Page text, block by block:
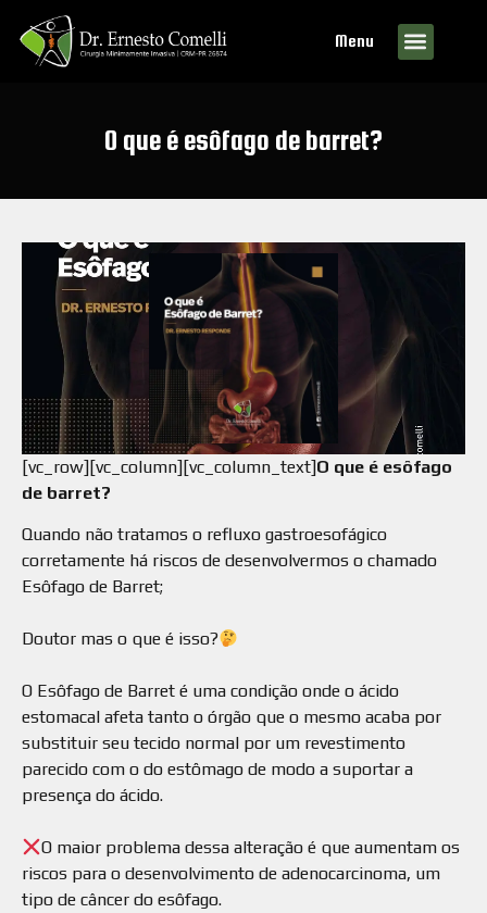
Menu
O que é esôfago de barret?
[vc_row][vc_column][vc_column_text]O que é esôfago
de barret?
Quando não tratamos o refluxo gastroesofágico
corretamente há riscos de desenvolvermos o chamado
Esôfago de Barret;
Doutor mas o que é isso?
O Esôfago de Barret é uma condição onde o ácido
estomacal afeta tanto o órgão que o mesmo acaba por
substituir seu tecido normal por um revestimento
parecido com o do estômago de modo a suportar a
presença do ácido.
O maior problema dessa alteração é que aumentam os
riscos para o desenvolvimento de adenocarcinoma, um
tipo de câncer do esôfago.